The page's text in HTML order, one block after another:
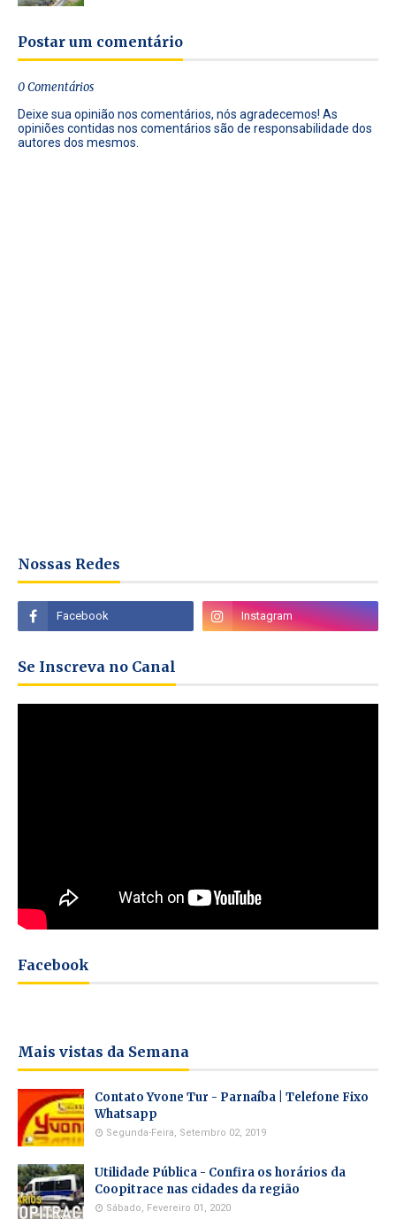
Postar um comentário
0 Comentários
Deixe sua opinião nos comentários, nós agradecemos! As
opiniões contidas nos comentários são de responsabilidade dos
autores dos mesmos.
Nossas Redes
Se Inscreva no Canal
Facebook
Mais vistas da Semana
Contato Yvone Tur - Parnaíba | Telefone Fixo
Whatsapp
Segunda-Feira, Setembro 02, 2019
Utilidade Pública - Confira os horários da
Coopitrace nas cidades da região
Sábado, Fevereiro 01, 2020